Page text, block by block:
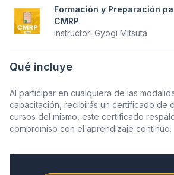
Formación y Preparación
CMRP
Instructor: Gyogi Mitsuta
Qué incluye
Al participar en cualquiera de las
capacitación, recibirás un certificado de
cursos del mismo, este certificado
compromiso con el aprendizaje continuo.